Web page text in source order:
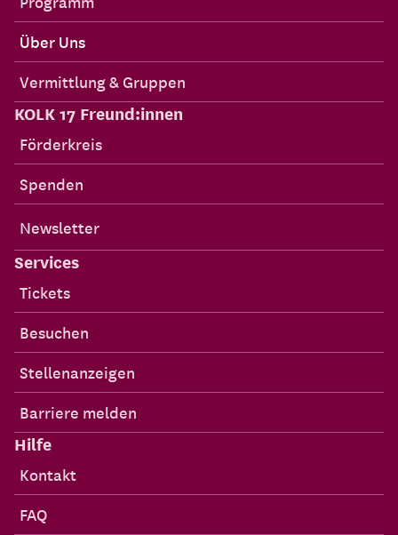
Über Uns
Vermittlung & Gruppen
KOLK 17 Freund:innen
Förderkreis
Spenden
Newsletter
Services
Tickets
Besuchen
Stellenanzeigen
Barriere melden
Hilfe
Kontakt
FAQ